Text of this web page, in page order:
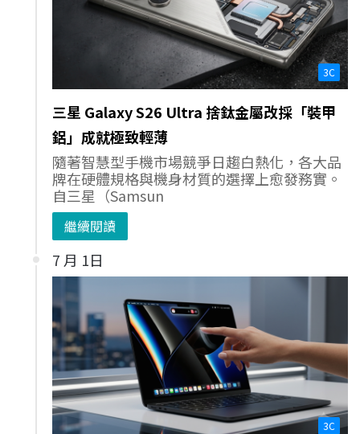
3C
三星 Galaxy S26 Ultra 捨鈦金屬改採「裝甲
鋁」成就極致輕薄
隨著智慧型手機市場競爭日趨白熱化，各大品
牌在硬體規格與機身材質的選擇上愈發務實。
自三星（Samsun
繼續閱讀
7 月 1日
3C